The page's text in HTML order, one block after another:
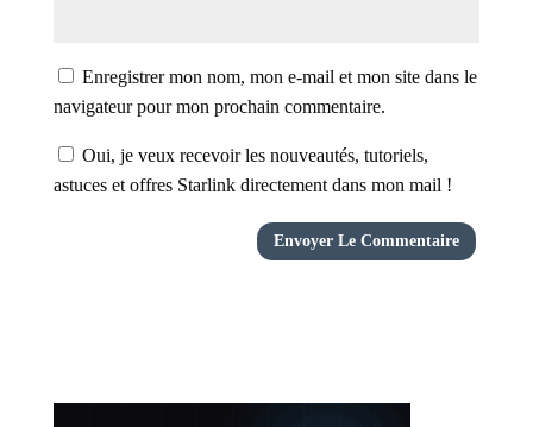
Enregistrer mon nom, mon e-mail et mon site dans le
navigateur pour mon prochain commentaire.
Oui, je veux recevoir les nouveautés, tutoriels,
astuces et offres Starlink directement dans mon mail !